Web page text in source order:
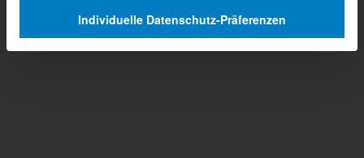
Individuelle Datenschutz-Präferenzen